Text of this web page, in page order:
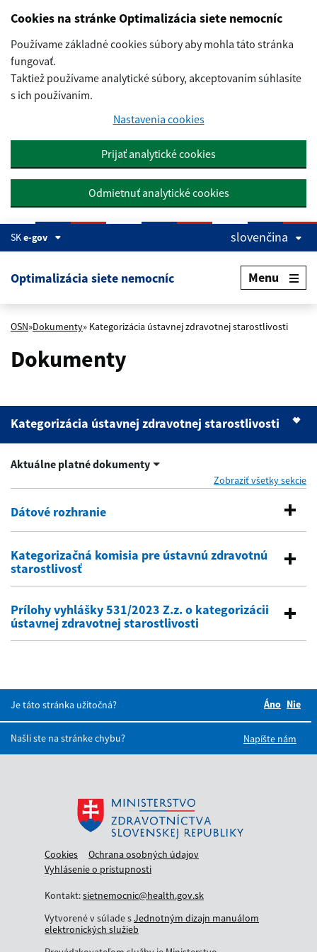
Preskočiť na hlavný obsah
Cookies na stránke Optimalizácia siete nemocníc
Používame základné cookies súbory aby mohla táto stránka
fungovať.
Taktiež používame analytické súbory, akceptovaním súhlasíte
s ich používaním.
Nastavenia cookies
Prijať analytické cookies
Odmietnuť analytické cookies
SKe-gov slovenčina
Optimalizácia siete nemocníc Menu
OSN»Dokumenty» Kategorizácia ústavnej zdravotnej starostlivosti
Dokumenty
Kategorizácia ústavnej zdravotnej starostlivosti
Kategorizácia ústavnej zdravotnej starostlivosti
Plánovaná zdravotná starostlivosť
Aktuálne platné dokumenty Rozbaliť výber roka menu
Zobraziť všetky sekcie
Dátové rozhranie
Kategorizačná komisia pre ústavnú zdravotnú
starostlivosť
Prílohy vyhlášky 531/2023 Z.z. o kategorizácii
ústavnej zdravotnej starostlivosti
Je táto stránka užitočná? Áno Boli
Nie
Našli ste na stránke chybu? Napíšte nám
Cookies
Ochrana osobných údajov
Vyhlásenie o prístupnosti
Kontakt:sietnemocnic@health.gov.sk
Vytvorené v súlade sJednotným dizajn manuálom
elektronických služieb